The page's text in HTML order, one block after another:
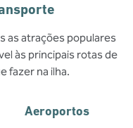
as atrações populares
às principais rotas de
fazer na ilha.
Aeroportos